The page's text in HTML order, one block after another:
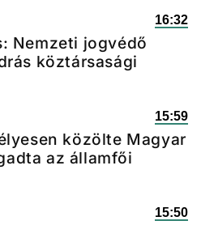
16:32
Nemzeti jogvédő
köztársasági
15:59
közölte Magyar
az államfői
15:50